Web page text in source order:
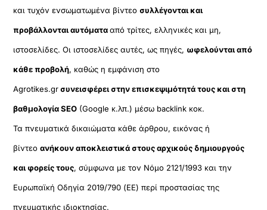
και τυχόν ενσωματωμένα βίντεοσυλλέγονται και
προβάλλονται αυτόματααπό τρίτες, ελληνικές και μη,
ιστοσελίδες. Οι ιστοσελίδες αυτές, ως πηγές, ωφελούνται από
κάθε προβολή, καθώς η εμφάνιση στο
Agrotikes.grσυνεισφέρει στην επισκεψιμότητά τους και στη
βαθμολογία SEO (Google κ.λπ.) μέσω backlink κοκ.
Τα πνευματικά δικαιώματα κάθε άρθρου, εικόνας ή
βίντεοανήκουν αποκλειστικά στους αρχικούς δημιουργούς
και φορείς τους, σύμφωνα με τον Νόμο 2121/1993 και την
Ευρωπαϊκή Οδηγία 2019/790 (ΕΕ) περί προστασίας της
πνευματικής ιδιοκτησίας.